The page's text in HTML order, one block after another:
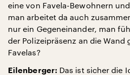
eine von Favela-Bewohnern
man arbeitet da auch
nur ein Gegeneinander, man
der Polizeipräsenz an die Wand
Favelas?
Eilenberger: Das ist sicher die